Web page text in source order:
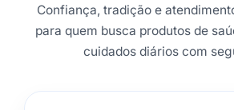
Confiança, tradição e
para quem busca produtos de
cuidados diários com